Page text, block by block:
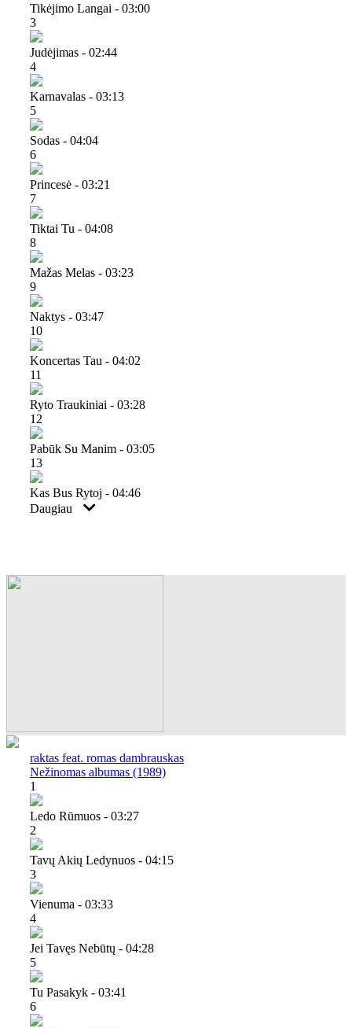
Tikėjimo Langai - 03:00
3
Judėjimas - 02:44
4
Karnavalas - 03:13
5
Sodas - 04:04
6
Princesė - 03:21
7
Tiktai Tu - 04:08
8
Mažas Melas - 03:23
9
Naktys - 03:47
10
Koncertas Tau - 04:02
11
Ryto Traukiniai - 03:28
12
Pabūk Su Manim - 03:05
13
Kas Bus Rytoj - 04:46
Daugiau
raktas feat. romas dambrauskas
Nežinomas albumas (1989)
1
Ledo Rūmuos - 03:27
2
Tavų Akių Ledynuos - 04:15
3
Vienuma - 03:33
4
Jei Tavęs Nebūtų - 04:28
5
Tu Pasakyk - 03:41
6